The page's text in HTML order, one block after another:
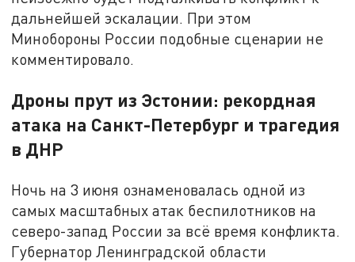
дальнейшей эскалации. При этом
Минобороны России подобные сценарии не
комментировало.
Дроны прут из Эстонии: рекордная
атака на Санкт-Петербург и трагедия
в ДНР
Ночь на 3 июня ознаменовалась одной из
самых масштабных атак беспилотников на
северо-запад России за всё время конфликта.
Губернатор Ленинградской области